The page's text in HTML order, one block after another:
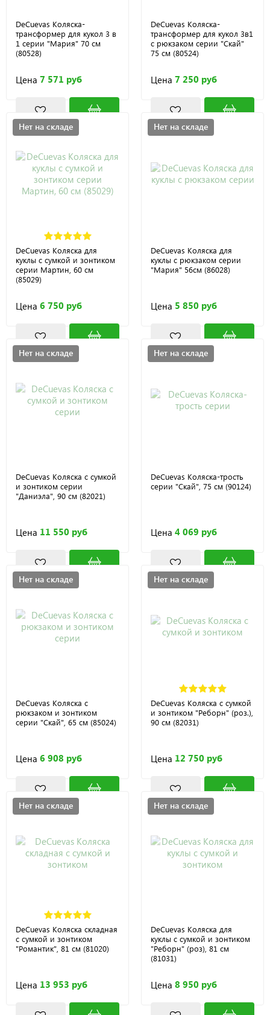
DeCuevas Коляска-
трансформер для кукол 3 в
1 серии "Мария" 70 см
(80528)
Цена 7 571 руб
DeCuevas Коляска-
трансформер для кукол 3в1
с рюкзаком серии "Скай"
75 см (80524)
Цена 7 250 руб
Нет на складе
DeCuevas Коляска для
куклы с сумкой и зонтиком
серии Мартин, 60 см
(85029)
Цена 6 750 руб
Нет на складе
DeCuevas Коляска для
куклы с рюкзаком серии
"Мария" 56см (86028)
Цена 5 850 руб
Нет на складе
DeCuevas Коляска с сумкой
и зонтиком серии
"Даниэла", 90 см (82021)
Цена 11 550 руб
Нет на складе
DeCuevas Коляска-трость
серии "Скай", 75 см (90124)
Цена 4 069 руб
Нет на складе
DeCuevas Коляска с
рюкзаком и зонтиком
серии "Скай", 65 см (85024)
Цена 6 908 руб
Нет на складе
DeCuevas Коляска с сумкой
и зонтиком "Реборн" (роз.),
90 см (82031)
Цена 12 750 руб
Нет на складе
DeCuevas Коляска складная
с сумкой и зонтиком
"Романтик", 81 см (81020)
Цена 13 953 руб
Нет на складе
DeCuevas Коляска для
куклы с сумкой и зонтиком
"Реборн" (роз), 81 см
(81031)
Цена 8 950 руб